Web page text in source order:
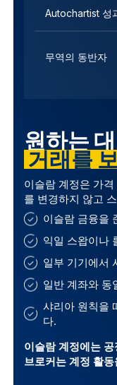
Autochartist 성
무역의 동반자
원하는
거래를
이슬람 계정은 가
를 변경하지 않고
이슬람 금융을
익일 스왑이나
일부 기기에서
일반 계좌와 동
샤리아 원칙을
다.
이슬람 계정에는
브로커는 계정 활